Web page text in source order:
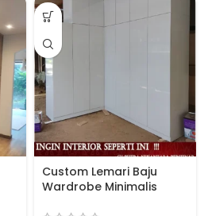
Custom Lemari Baju
Wardrobe Minimalis